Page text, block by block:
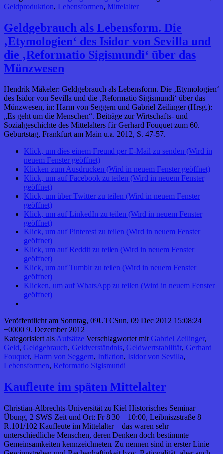
Geldproduktion, Lebensformen, Mittelalter
Geldgebrauch als Lebensform. Die
‚Etymologien‘ des Isidor von Sevilla und
die ‚Reformatio Sigismundi‘ über das
Münzwesen
Hendrik Mäkeler: Geldgebrauch als Lebensform. Die ‚Etymologien‘
des Isidor von Sevilla und die ‚Reformatio Sigismundi‘ über das
Münzwesen, in: Harm von Seggern und Gabriel Zeilinger (Hrsg.):
„Es geht um die Menschen“. Beiträge zur Wirtschafts- und
Sozialgeschichte des Mittelalters für Gerhard Fouquet zum 60.
Geburtstag, Frankfurt am Main u.a. 2012, S. 47-57.
Klick, um dies einem Freund per E-Mail zu senden (Wird in
neuem Fenster geöffnet)
Klicken zum Ausdrucken (Wird in neuem Fenster geöffnet)
Klick, um auf Facebook zu teilen (Wird in neuem Fenster
geöffnet)
Klick, um über Twitter zu teilen (Wird in neuem Fenster
geöffnet)
Klick, um auf LinkedIn zu teilen (Wird in neuem Fenster
geöffnet)
Klick, um auf Pinterest zu teilen (Wird in neuem Fenster
geöffnet)
Klick, um auf Reddit zu teilen (Wird in neuem Fenster
geöffnet)
Klick, um auf Tumblr zu teilen (Wird in neuem Fenster
geöffnet)
Klicken, um auf WhatsApp zu teilen (Wird in neuem Fenster
geöffnet)
Veröffentlicht am Sonntag, 09UTCSun, 09 Dec 2012 15:08:24
+0000 9. Dezember 2012
Kategorisiert alsAufsätze Verschlagwortet mit Gabriel Zeilinger,
Geld, Geldgebrauch, Geldverständnis, Geldwertstabilität, Gerhard
Fouquet, Harm von Seggern, Inflation, Isidor von Sevilla,
Lebensformen, Reformatio Sigismundi
Kaufleute im späten Mittelalter
Christian-Albrechts-Universität zu Kiel Historisches Seminar
Übung, 2 SWS Zeit und Ort: Fr 8:30 – 10:00, Leibniszstraße 8 –
R.101/102 Kaufleute im Mittelalter – das waren sehr
unterschiedliche Menschen, deren Denken doch bestimmte
Gemeinsamkeiten kennzeichneten. Zu nennen sind in erster Linie